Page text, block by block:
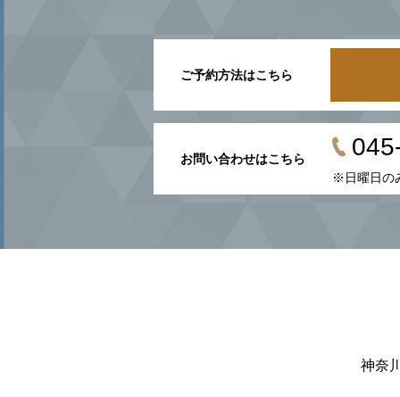
ご予約方法はこちら
お問い合わせはこちら
※日曜日の
神奈